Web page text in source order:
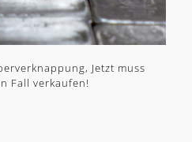
Jetzt muss
Fall verkaufen!